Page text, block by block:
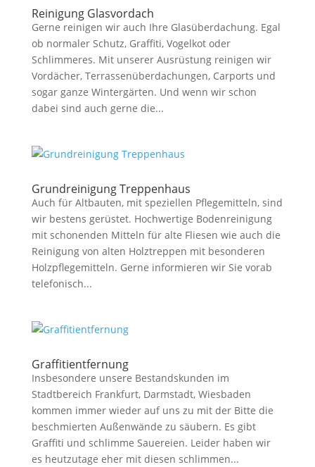
Reinigung Glasvordach
Gerne reinigen wir auch Ihre Glasüberdachung. Egal
ob normaler Schutz, Graffiti, Vogelkot oder
Schlimmeres. Mit unserer Ausrüstung reinigen wir
Vordächer, Terrassenüberdachungen, Carports und
sogar ganze Wintergärten. Und wenn wir schon
dabei sind auch gerne die...
Grundreinigung Treppenhaus
Auch für Altbauten, mit speziellen Pflegemitteln, sind
wir bestens gerüstet. Hochwertige Bodenreinigung
mit schonenden Mitteln für alte Fliesen wie auch die
Reinigung von alten Holztreppen mit besonderen
Holzpflegemitteln. Gerne informieren wir Sie vorab
telefonisch...
Graffitientfernung
Insbesondere unsere Bestandskunden im
Stadtbereich Frankfurt, Darmstadt, Wiesbaden
kommen immer wieder auf uns zu mit der Bitte die
beschmierten Außenwände zu säubern. Es gibt
Graffiti und schlimme Sauereien. Leider haben wir
es heutzutage eher mit diesen schlimmen...